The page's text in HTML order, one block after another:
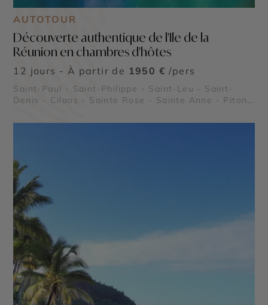
AUTOTOUR
Découverte authentique de l'Ile de la
Réunion en chambres d'hôtes
12 jours - À partir de 1950 € /pers
Saint-Paul - Saint-Philippe - Saint-Leu - Saint-
Denis - Cilaos - Sainte Rose - Sainte Anne - Piton
Cafres - Cirque de Salazie